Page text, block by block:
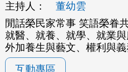
主持人：
董幼雲
閒話榮民家常事 笑語榮眷
就醫、就養、就學、就業
外加養生與藝文、權利與義
互動專區